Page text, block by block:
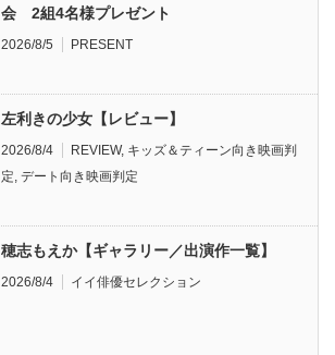
会 2組4名様プレゼント
2026/8/5 PRESENT
左利きの少女【レビュー】
2026/8/4 REVIEW, キッズ＆ティーン向き映画判
定, デート向き映画判定
穂志もえか【ギャラリー／出演作一覧】
2026/8/4 イイ俳優セレクション